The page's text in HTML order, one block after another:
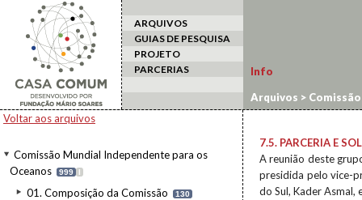
ARQUIVOS
GUIAS DE PESQUISA
PROJETO
PARCERIAS
Voltar aos arquivos
Comissão Mundial Independente para os
Oceanos
999 I
01. Composição da Comissão 130
Info
Arquivos >
solidariedade:
7.5. PARCERIA E
A reunião deste
presidida pelo vice-
do Sul, Kader